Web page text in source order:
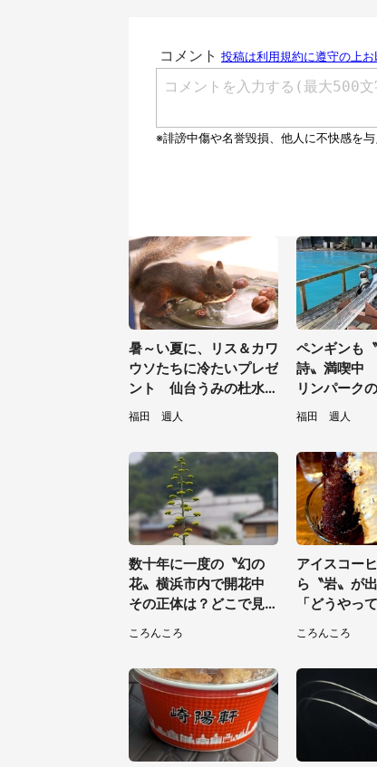
暑～い夏に、リス＆カワ
ウソたちに冷たいプレゼ
ント 仙台うみの杜水族
館の企画がやさしい【7
／31～8／23】
福田 週人
ペンギンも
詩〟満喫中
リンパーク
トに2.2万興
見てたい」
福田 週人
数十年に一度の〝幻の
花〟横浜市内で開花中
その正体は？どこで見ら
ころんころ
アイスコー
ら〝岩〟が
「どうやっ
ころんころ